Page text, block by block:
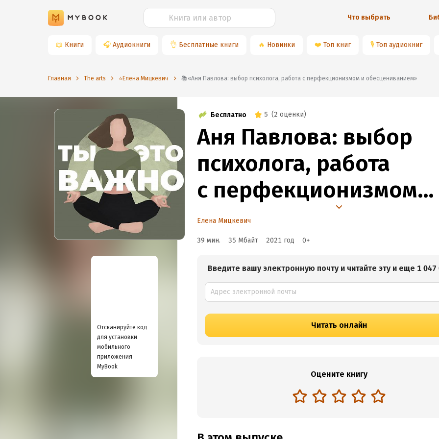
Что выбрать
📖 Книги 🎧 Аудиокниги 👌 Бесплатные книги 🔥 Новинки ❤️ Топ книг 🎙 Топ аудиокниг
Главная The arts ⭐️Елена Мицкевич 📚«Аня Павлова: выбор психолога, работа с перфекционизмом и обесцениванием»
Отсканируйте код
для установки
мобильного
приложения
MyBook
Бесплатно 5 (2 оценки)
Аня Павлова: выбор
психолога, работа
с перфекционизмом
и обесцениванием
Елена Мицкевич
39 мин. 35 Мбайт 2021 год 0+
Введите вашу электронную почту и читайте эту и еще 1 047
Читать онлайн
Оцените книгу